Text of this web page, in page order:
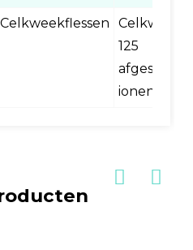
Celkweekflessen
125
afgesloten